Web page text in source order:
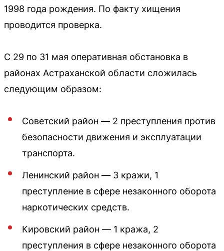
1998 года рождения. По факту хищения
проводится проверка.
С 29 по 31 мая оперативная обстановка в
районах Астраханской области сложилась
следующим образом:
Советский район — 2 преступления против
безопасности движения и эксплуатации
транспорта.
Ленинский район — 3 кражи, 1
преступление в сфере незаконного оборота
наркотических средств.
Кировский район — 1 кража, 2
преступления в сфере незаконного оборота